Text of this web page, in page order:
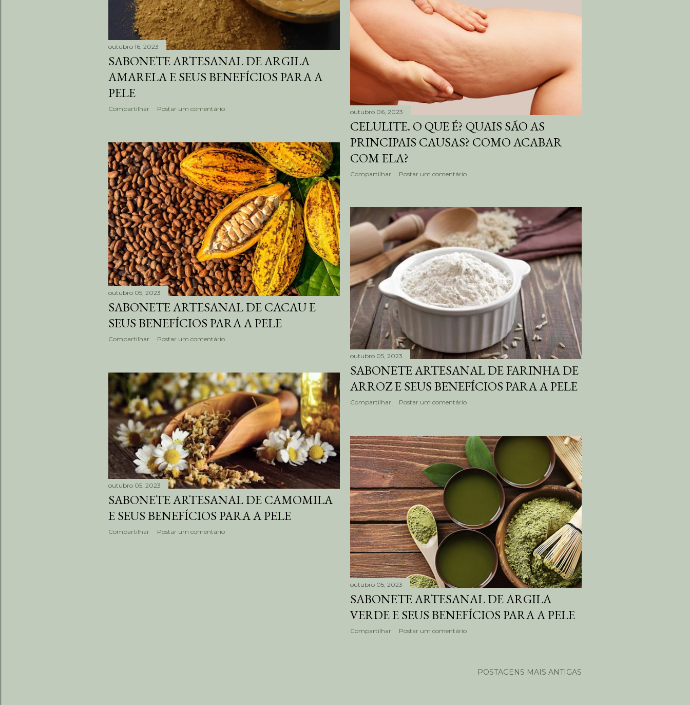
outubro 16, 2023
SABONETE ARTESANAL DE ARGILA
AMARELA E SEUS BENEFÍCIOS PARA A
PELE
Compartilhar Postar um comentário outubro 06, 2023
CELULITE. O QUE É? QUAIS SÃO AS
PRINCIPAIS CAUSAS? COMO ACABAR
COM ELA?
Compartilhar Postar um comentário
outubro 05, 2023
SABONETE ARTESANAL DE CACAU E
SEUS BENEFÍCIOS PARA A PELE
Compartilhar Postar um comentário
outubro 05, 2023
SABONETE ARTESANAL DE FARINHA DE
ARROZ E SEUS BENEFÍCIOS PARA A PELE
Compartilhar Postar um comentário
outubro 05, 2023
SABONETE ARTESANAL DE CAMOMILA
E SEUS BENEFÍCIOS PARA A PELE
Compartilhar Postar um comentário
outubro 05, 2023
SABONETE ARTESANAL DE ARGILA
VERDE E SEUS BENEFÍCIOS PARA A PELE
Compartilhar Postar um comentário
POSTAGENS MAIS ANTIGAS